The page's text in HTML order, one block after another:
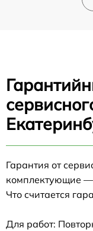
Гарантия от
комплектующие —
Что считается
Для работ: